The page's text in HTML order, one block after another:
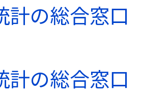
計の総合窓口
計の総合窓口